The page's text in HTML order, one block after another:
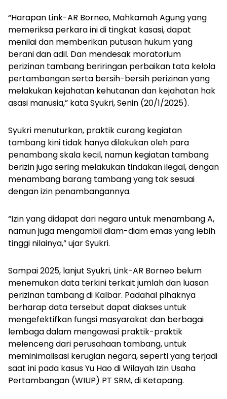
“Harapan Link-AR Borneo, Mahkamah Agung yang
memeriksa perkara ini di tingkat kasasi, dapat
menilai dan memberikan putusan hukum yang
berani dan adil. Dan mendesak moratorium
perizinan tambang beriringan perbaikan tata kelola
pertambangan serta bersih-bersih perizinan yang
melakukan kejahatan kehutanan dan kejahatan hak
asasi manusia,” kata Syukri, Senin (20/1/2025).
Syukri menuturkan, praktik curang kegiatan
tambang kini tidak hanya dilakukan oleh para
penambang skala kecil, namun kegiatan tambang
berizin juga sering melakukan tindakan ilegal, dengan
menambang barang tambang yang tak sesuai
dengan izin penambangannya.
“Izin yang didapat dari negara untuk menambang A,
namun juga mengambil diam-diam emas yang lebih
tinggi nilainya,” ujar Syukri.
Sampai 2025, lanjut Syukri, Link-AR Borneo belum
menemukan data terkini terkait jumlah dan luasan
perizinan tambang di Kalbar. Padahal pihaknya
berharap data tersebut dapat diakses untuk
mengefektifkan fungsi masyarakat dan berbagai
lembaga dalam mengawasi praktik-praktik
melenceng dari perusahaan tambang, untuk
meminimalisasi kerugian negara, seperti yang terjadi
saat ini pada kasus Yu Hao di Wilayah Izin Usaha
Pertambangan (WIUP) PT SRM, di Ketapang.